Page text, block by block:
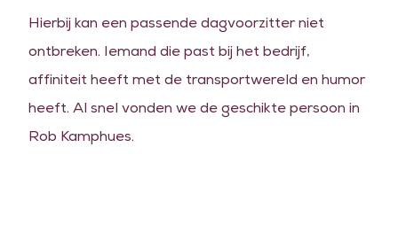
Hierbij kan een passende dagvoorzitter niet
ontbreken. Iemand die past bij het bedrijf,
affiniteit heeft met de transportwereld en humor
heeft. Al snel vonden we de geschikte persoon in
Rob Kamphues.